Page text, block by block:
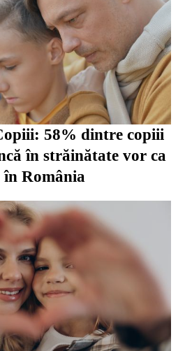
58% dintre copiii
în străinătate vor ca
în România